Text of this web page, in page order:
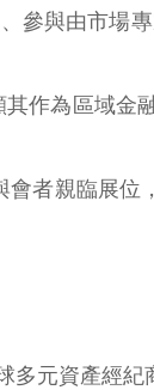
參與由市場
作為區域金
者親臨展
元資產經紀